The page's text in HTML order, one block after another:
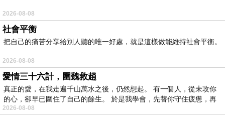
2026-08-08
社會平衡
把自己的痛苦分享給別人聽的唯一好處，就是這樣做能維持社會平衡。
2026-08-08
愛情三十六計，圍魏救趙
真正的愛，在我走遍千山萬水之後，仍然想起。 有一個人，從未攻你
的心，卻早已圍住了自己的餘生。 於是我學會，先替你守住疲憊，再
2026-08-08